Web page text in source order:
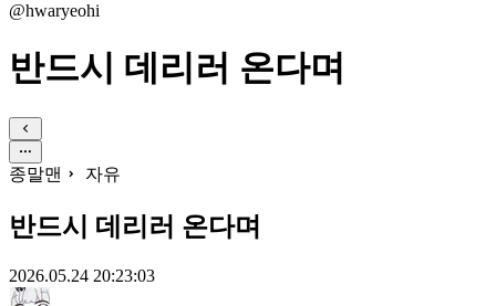
@hwaryeohi
반드시 데리러 온다며
종말맨 자유
반드시 데리러 온다며
2026.05.24 20:23:03